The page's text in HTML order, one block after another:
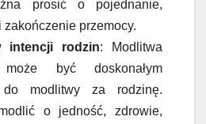
prosić o pojednanie,
zakończenie przemocy.
intencji rodzin: Modlitwa
może być doskonałym
do modlitwy za rodzinę.
o jedność, zdrowie,